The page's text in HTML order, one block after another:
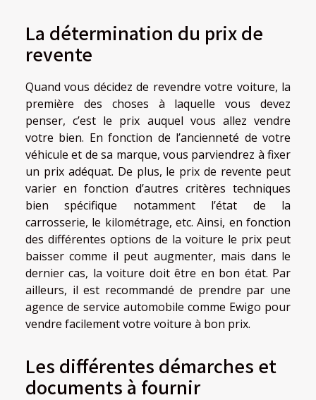
La détermination du prix de
revente
Quand vous décidez de revendre votre voiture, la
première des choses à laquelle vous devez
penser, c’est le prix auquel vous allez vendre
votre bien. En fonction de l’ancienneté de votre
véhicule et de sa marque, vous parviendrez à fixer
un prix adéquat. De plus, le prix de revente peut
varier en fonction d’autres critères techniques
bien spécifique notamment l’état de la
carrosserie, le kilométrage, etc. Ainsi, en fonction
des différentes options de la voiture le prix peut
baisser comme il peut augmenter, mais dans le
dernier cas, la voiture doit être en bon état. Par
ailleurs, il est recommandé de prendre par une
agence de service automobile comme Ewigo pour
vendre facilement votre voiture à bon prix.
Les différentes démarches et
documents à fournir